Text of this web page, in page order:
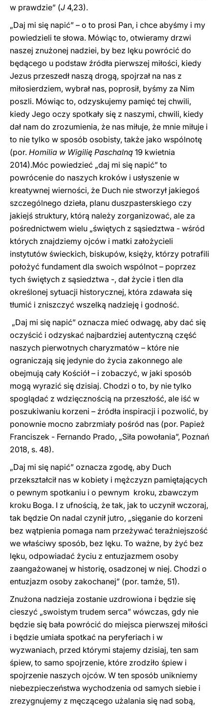
w prawdzie” (J 4,23).
„Daj mi się napić” – o to prosi Pan, i chce abyśmy i my
powiedzieli te słowa. Mówiąc to, otwieramy drzwi
naszej znużonej nadziei, by bez lęku powrócić do
będącego u podstaw źródła pierwszej miłości, kiedy
Jezus przeszedł naszą drogą, spojrzał na nas z
miłosierdziem, wybrał nas, poprosił, byśmy za Nim
poszli. Mówiąc to, odzyskujemy pamięć tej chwili,
kiedy Jego oczy spotkały się z naszymi, chwili, kiedy
dał nam do zrozumienia, że nas miłuje, że mnie miłuje i
to nie tylko w sposób osobisty, także jako wspólnotę
(por. Homilia w Wigilię Paschalną 19 kwietnia
2014).Móc powiedzieć „daj mi się napić” to
powrócenie do naszych kroków i usłyszenie w
kreatywnej wierności, że Duch nie stworzył jakiegoś
szczególnego dzieła, planu duszpasterskiego czy
jakiejś struktury, którą należy zorganizować, ale za
pośrednictwem wielu „świętych z sąsiedztwa - wśród
których znajdziemy ojców i matki założycieli
instytutów świeckich, biskupów, księży, którzy potrafili
położyć fundament dla swoich wspólnot – poprzez
tych świętych z sąsiedztwa -, dał życie i tlen dla
określonej sytuacji historycznej, która zdawała się
tłumić i zniszczyć wszelką nadzieję i godność.
„Daj mi się napić” oznacza mieć odwagę, aby dać się
oczyścić i odzyskać najbardziej autentyczną część
naszych pierwotnych charyzmatów – które nie
ograniczają się jedynie do życia zakonnego ale
obejmują cały Kościół – i zobaczyć, w jaki sposób
mogą wyrazić się dzisiaj. Chodzi o to, by nie tylko
spoglądać z wdzięcznością na przeszłość, ale iść w
poszukiwaniu korzeni – źródła inspiracji i pozwolić, by
ponownie mocno zabrzmiały pośród nas (por. Papież
Franciszek - Fernando Prado, „Siła powołania”, Poznań
2018, s. 48).
„Daj mi się napić” oznacza zgodę, aby Duch
przekształcił nas w kobiety i mężczyzn pamiętających
o pewnym spotkaniu i o pewnym kroku, zbawczym
kroku Boga. I z ufnością, że tak, jak to uczynił wczoraj,
tak będzie On nadal czynił jutro, „sięganie do korzeni
bez wątpienia pomaga nam przeżywać teraźniejszość
we właściwy sposób, bez lęku. To ważne, by żyć bez
lęku, odpowiadać życiu z entuzjazmem osoby
zaangażowanej w historię, osadzonej w niej. Chodzi o
entuzjazm osoby zakochanej” (por. tamże, 51).
Znużona nadzieja zostanie uzdrowiona i będzie się
cieszyć „swoistym trudem serca” wówczas, gdy nie
będzie się bała powrócić do miejsca pierwszej miłości
i będzie umiała spotkać na peryferiach i w
wyzwaniach, przed którymi stajemy dzisiaj, ten sam
śpiew, to samo spojrzenie, które zrodziło śpiew i
spojrzenie naszych ojców. W ten sposób unikniemy
niebezpieczeństwa wychodzenia od samych siebie i
zrezygnujemy z męczącego użalania się nad sobą,